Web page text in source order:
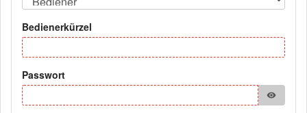
Bedienerkürzel
Passwort
visibility